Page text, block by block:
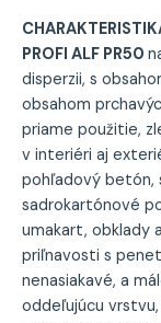
PROFI ALF PR50
disperzii, s
obsahom
priame použitie,
v interiéri aj
pohľadový betón,
sadrokartónové
umakart, obklady
priľnavosti s
nenasiakavé, a
oddeľujúcu